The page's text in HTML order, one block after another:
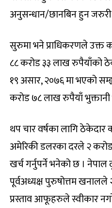
अनुसन्धान/छानबिन हुन जरुरी
सुरुमा भने प्राधिकरणले उक्त
८८ करोड ३३ लाख रुपैयाँको
१९ असार, २०७६ मा भएको
करोड ७८ लाख रुपैयाँ
थप चार वर्षका लागि ठेकेदार
अमेरिकी डलरका दरले २
खर्च गर्नुपर्ने भनेको छ । नेपाल
पूर्वअध्यक्ष पुरुषोत्तम
प्रस्ताव आफूहरुले स्वीकार